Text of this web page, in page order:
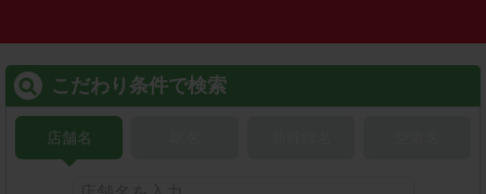
こだわり条件で検索
店舗名